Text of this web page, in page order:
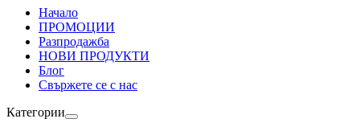
Начало
ПРОМОЦИИ
Разпродажба
НОВИ ПРОДУКТИ
Блог
Свържете се с нас
Категории